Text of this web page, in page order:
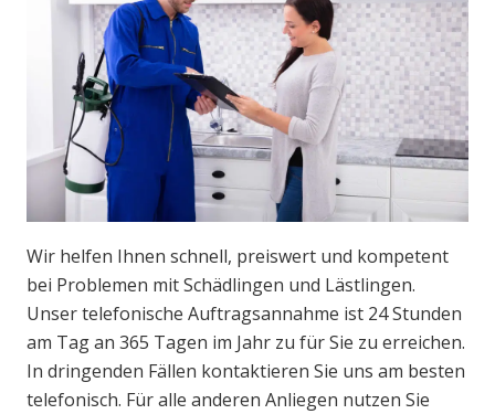
Wir helfen Ihnen schnell, preiswert und kompetent
bei Problemen mit Schädlingen und Lästlingen.
Unser telefonische Auftragsannahme ist 24 Stunden
am Tag an 365 Tagen im Jahr zu für Sie zu erreichen.
In dringenden Fällen kontaktieren Sie uns am besten
telefonisch. Für alle anderen Anliegen nutzen Sie